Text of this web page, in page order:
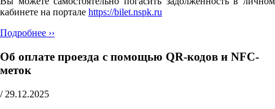
кабинете на портале https://bilet.nspk.ru
Подробнее ››
Об оплате проезда с помощью QR-кодов и NFC-
меток
/ 29.12.2025